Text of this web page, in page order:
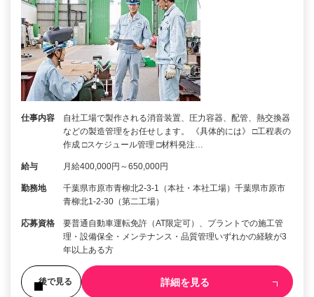
仕事内容
自社工場で製作される消音装置、圧力容器、配管、熱交換器
などの製造管理をお任せします。 《具体的には》 □工程表の
作成 □スケジュール管理 □材料発注…
給与 月給400,000円～650,000円
勤務地
千葉県市原市青柳北2-3-1（本社・本社工場）千葉県市原市
青柳北1-2-30（第二工場）
応募資格
要普通自動車運転免許（AT限定可）、プラントでの施工管
理・設備保全・メンテナンス・品質管理いずれかの経験が3
年以上ある方
後で見る 詳細を見る